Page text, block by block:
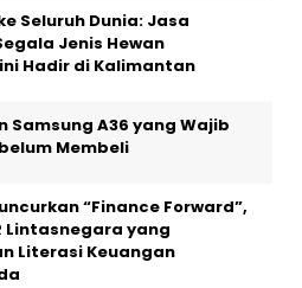
Seluruh Dunia: Jasa
Jenis Hewan
Hadir di Kalimantan
Samsung A36 yang Wajib
Membeli
“Finance Forward”,
Lintasnegara yang
Literasi Keuangan